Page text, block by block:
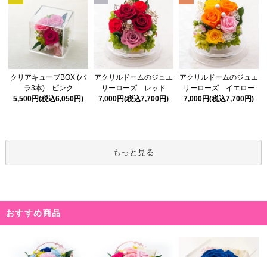
クリアキューブBOX (バ
ラ3本) ピンク
5,500円(税込6,050円)
アクリルドームのジュエ
リーローズ レッド
7,000円(税込7,700円)
アクリルドームのジュエ
リーローズ イエロー
7,000円(税込7,700円)
もっと見る
おすすめ商品